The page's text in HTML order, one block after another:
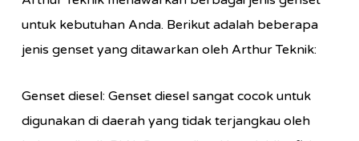
untuk kebutuhan Anda. Berikut adalah beberapa
jenis genset yang ditawarkan oleh Arthur Teknik:
Genset diesel: Genset diesel sangat cocok untuk
digunakan di daerah yang tidak terjangkau oleh